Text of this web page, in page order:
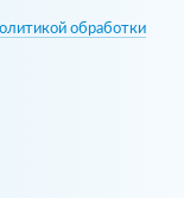
обработки